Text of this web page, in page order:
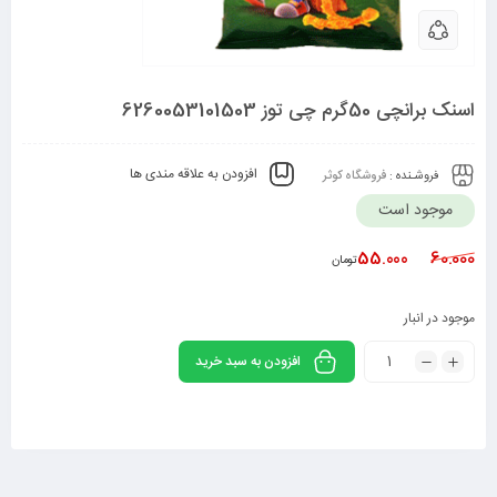
اسنک برانچی 50گرم چی توز 6260053101503
فروشـنده : فروشگاه کوثر افزودن به علاقه مندی ها
موجود است
60.000
55.000تومان
موجود در انبار
افزودن به سبد خرید